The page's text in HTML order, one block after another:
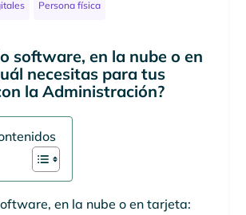
Persona física
software, en la nube o en
necesitas para tus
la Administración?
en la nube o en tarjeta: